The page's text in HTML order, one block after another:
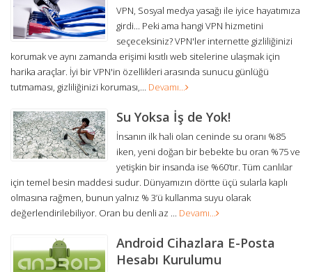
VPN, Sosyal medya yasağı ile iyice hayatımıza
girdi... Peki ama hangi VPN hizmetini
seçeceksiniz? VPN'ler internette gizliliğinizi
korumak ve aynı zamanda erişimi kısıtlı web sitelerine ulaşmak için
harika araçlar. İyi bir VPN'in özellikleri arasında sunucu günlüğü
tutmaması, gizliliğinizi koruması,... Devamı...
Su Yoksa İş de Yok!
İnsanın ilk hali olan ceninde su oranı %85
iken, yeni doğan bir bebekte bu oran %75 ve
yetişkin bir insanda ise %60’tır. Tüm canlılar
için temel besin maddesi sudur. Dünyamızın dörtte üçü sularla kaplı
olmasına rağmen, bunun yalnız % 3’ü kullanma suyu olarak
değerlendirilebiliyor. Oran bu denli az ... Devamı...
Android Cihazlara E-Posta
Hesabı Kurulumu